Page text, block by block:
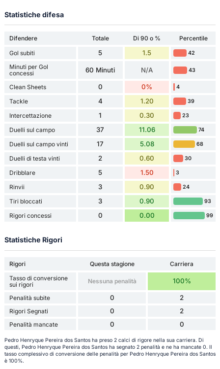
Statistiche difesa
Difendere Totale Di 90 o %
Percentile
Gol subiti
5 1.5 42
Minuti per Gol
concessi
60 Minuti N/A 43
Clean Sheets 0 0% 4
Tackle 4 1.20 39
Intercettazione 1 0.30 23
Duelli sul campo 37 11.06 74
Duelli sul campo vinti 17 5.08 68
Duelli di testa vinti 2 0.60 30
Dribblare 5 1.50 3
Rinvii 3 0.90 24
Tiri bloccati 3 0.90 93
Rigori concessi 0 0.00 99
Statistiche Rigori
Rigori Questa stagione
Carriera
Tasso di conversione
sui rigori
Nessuna penalità 100%
Penalità subite 0 2
Rigori Segnati 0 2
Penalità mancate 0 0
Pedro Henryque Pereira dos Santos ha preso 2 calci di rigore nella sua carriera. Di
questi, Pedro Henryque Pereira dos Santos ha segnato 2 penalità e ne ha mancate 0. Il
tasso complessivo di conversione delle penalità per Pedro Henryque Pereira dos Santos
è 100%.